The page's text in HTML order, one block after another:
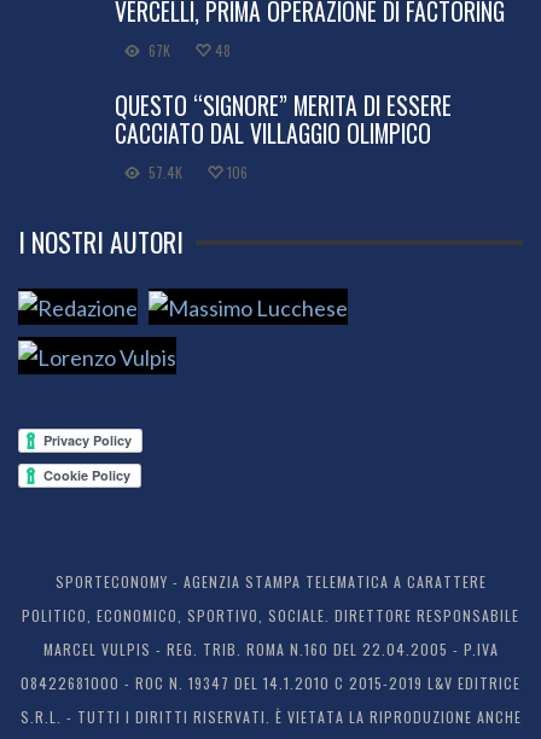
VERCELLI, PRIMA OPERAZIONE DI FACTORING
67K 48
QUESTO “SIGNORE” MERITA DI ESSERE
CACCIATO DAL VILLAGGIO OLIMPICO
57.4K 106
I NOSTRI AUTORI
SPORTECONOMY - AGENZIA STAMPA TELEMATICA A CARATTERE
POLITICO, ECONOMICO, SPORTIVO, SOCIALE. DIRETTORE RESPONSABILE
MARCEL VULPIS - REG. TRIB. ROMA N.160 DEL 22.04.2005 - P.IVA
08422681000 - ROC N. 19347 DEL 14.1.2010 C 2015-2019 L&V EDITRICE
S.R.L. - TUTTI I DIRITTI RISERVATI. È VIETATA LA RIPRODUZIONE ANCHE